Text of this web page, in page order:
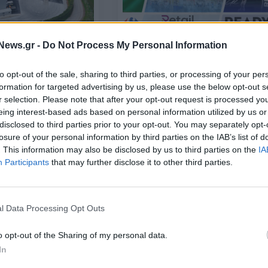
- Do Not Process My Personal Information
opt-out of the sale, sharing to third parties, or processing of your
for targeted advertising by us, please use the below opt-out
selection. Please note that after your opt-out request is processed
interest-based ads based on personal information utilized by us
to third parties prior to your opt-out. You may separately
of your personal information by third parties on the IAB’s list of
This information may also be disclosed by us to third parties on the
Participants that may further disclose it to other third parties.
Data Processing Opt Outs
opt-out of the Sharing of my personal data.
αύξηση τζίρου
Άγγιξε τα 45 εκατ.
Retail and More: Η εξαγορά της
Economy, η Carrefour Βulgaria
ο Γιάννης Αντετοκούνμπο
03/10/2023 - 11:58